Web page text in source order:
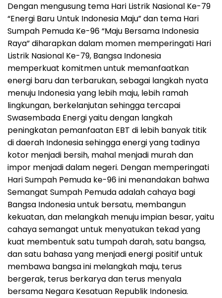
Dengan mengusung tema Hari Listrik Nasional Ke-79
“Energi Baru Untuk Indonesia Maju” dan tema Hari
Sumpah Pemuda Ke-96 “Maju Bersama Indonesia
Raya” diharapkan dalam momen memperingati Hari
Listrik Nasional Ke-79, Bangsa Indonesia
memperkuat komitmen untuk memanfaatkan
energi baru dan terbarukan, sebagai langkah nyata
menuju Indonesia yang lebih maju, lebih ramah
lingkungan, berkelanjutan sehingga tercapai
Swasembada Energi yaitu dengan langkah
peningkatan pemanfaatan EBT di lebih banyak titik
di daerah Indonesia sehingga energi yang tadinya
kotor menjadi bersih, mahal menjadi murah dan
impor menjadi dalam negeri. Dengan memperingati
Hari Sumpah Pemuda ke-96 ini menandakan bahwa
Semangat Sumpah Pemuda adalah cahaya bagi
Bangsa Indonesia untuk bersatu, membangun
kekuatan, dan melangkah menuju impian besar, yaitu
cahaya semangat untuk menyatukan tekad yang
kuat membentuk satu tumpah darah, satu bangsa,
dan satu bahasa yang menjadi energi positif untuk
membawa bangsa ini melangkah maju, terus
bergerak, terus berkarya dan terus menyala
bersama Negara Kesatuan Republik Indonesia.